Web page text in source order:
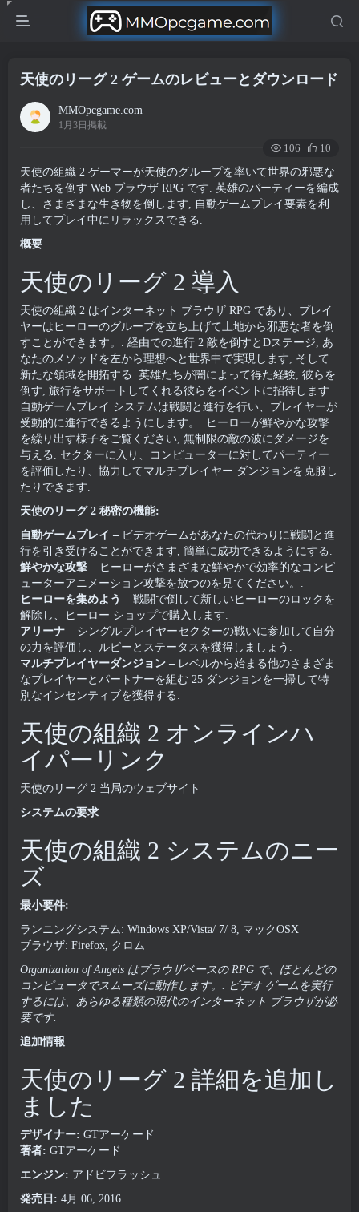
天使のリーグ 2 ゲームのレビューとダウンロード
MMOpcgame.com
1月3日掲載
106
10
天使の組織 2 ゲーマーが天使のグループを率いて世界の邪悪な
者たちを倒す Web ブラウザ RPG です. 英雄のパーティーを編成
し、さまざまな生き物を倒します, 自動ゲームプレイ要素を利
用してプレイ中にリラックスできる.
概要
天使のリーグ 2 導入
天使の組織 2 はインターネット ブラウザ RPG であり、プレイ
ヤーはヒーローのグループを立ち上げて土地から邪悪な者を倒
すことができます。. 経由での進行 2 敵を倒すとDステージ, あ
なたのメソッドを左から理想へと世界中で実現します, そして
新たな領域を開拓する. 英雄たちが闇によって得た経験, 彼らを
倒す, 旅行をサポートしてくれる彼らをイベントに招待します.
自動ゲームプレイ システムは戦闘と進行を行い、プレイヤーが
受動的に進行できるようにします。. ヒーローが鮮やかな攻撃
を繰り出す様子をご覧ください, 無制限の敵の波にダメージを
与える. セクターに入り、コンピューターに対してパーティー
を評価したり、協力してマルチプレイヤー ダンジョンを克服し
たりできます.
天使のリーグ 2 秘密の機能:
自動ゲームプレイ – ビデオゲームがあなたの代わりに戦闘と進
行を引き受けることができます, 簡単に成功できるようにする.
鮮やかな攻撃 – ヒーローがさまざまな鮮やかで効率的なコンピ
ューターアニメーション攻撃を放つのを見てください。.
ヒーローを集めよう – 戦闘で倒して新しいヒーローのロックを
解除し、ヒーロー ショップで購入します.
アリーナ – シングルプレイヤーセクターの戦いに参加して自分
の力を評価し、ルビーとステータスを獲得しましょう.
マルチプレイヤーダンジョン – レベルから始まる他のさまざま
なプレイヤーとパートナーを組む 25 ダンジョンを一掃して特
別なインセンティブを獲得する.
天使の組織 2 オンラインハ
イパーリンク
天使のリーグ 2 当局のウェブサイト
システムの要求
天使の組織 2 システムのニー
ズ
最小要件:
ランニングシステム: Windows XP/Vista/ 7/ 8, マックOSX
ブラウザ: Firefox, クロム
Organization of Angels はブラウザベースの RPG で、ほとんどの
コンピュータでスムーズに動作します。. ビデオ ゲームを実行
するには、あらゆる種類の現代のインターネット ブラウザが必
要です.
追加情報
天使のリーグ 2 詳細を追加し
ました
デザイナー: GTアーケード
著者: GTアーケード
エンジン: アドビフラッシュ
発売日: 4月 06, 2016